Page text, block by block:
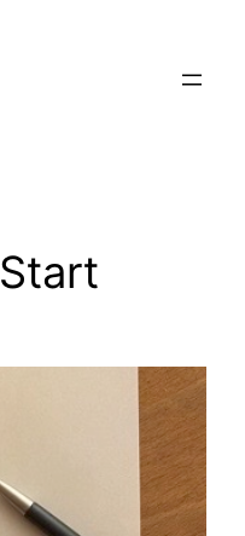
Start